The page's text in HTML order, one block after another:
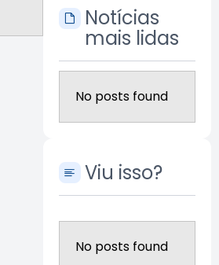
Notícias
mais lidas
No posts found
Viu isso?
No posts found